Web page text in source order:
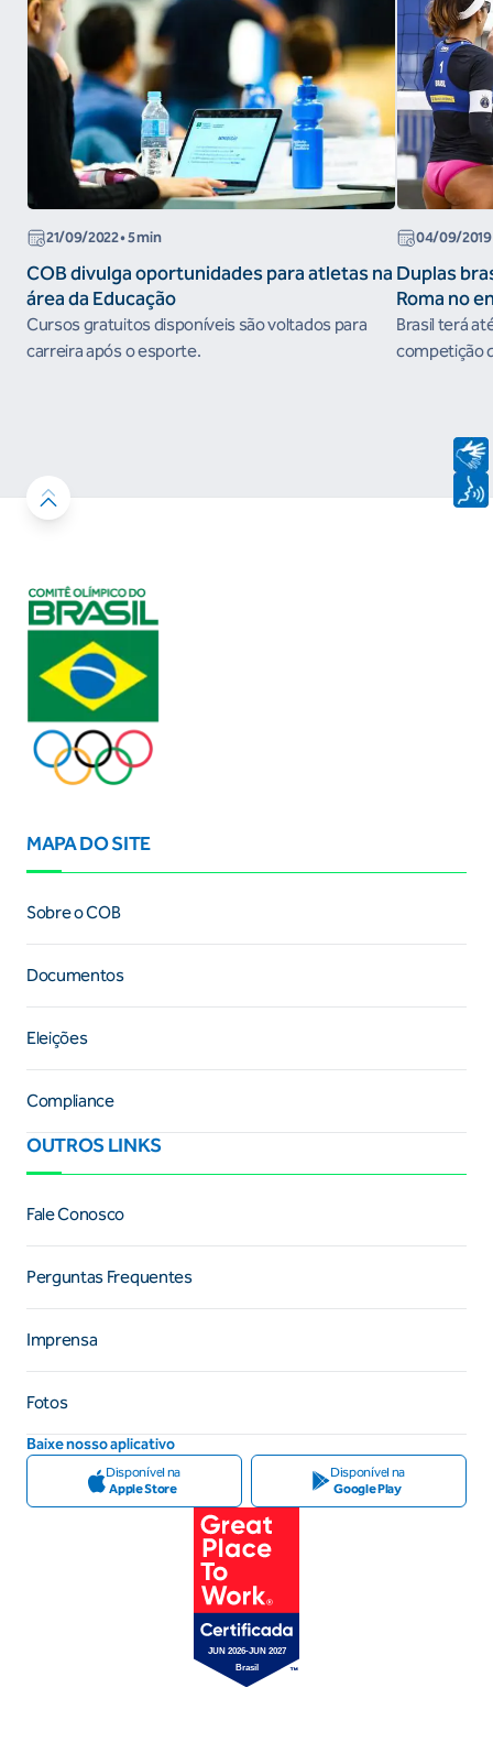
21/09/2022• 5 min
COB divulga oportunidades para atletas na
área da Educação
Cursos gratuitos disponíveis são voltados para
carreira após o esporte.
04/09/2019
Duplas
Roma no
do
Brasil terá
competição
MAPA DO SITE
Sobre o COB
Documentos
Eleições
Compliance
OUTROS LINKS
Fale Conosco
Perguntas Frequentes
Imprensa
Fotos
Baixe nosso aplicativo
Disponível na
Apple Store
Disponível na
Google Play